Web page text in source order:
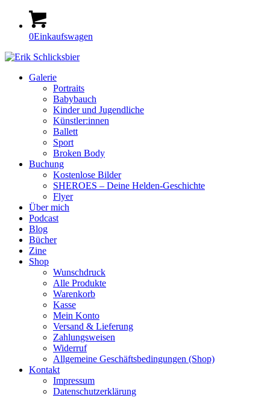
0Einkaufswagen
Galerie
Portraits
Babybauch
Kinder und Jugendliche
Künstler:innen
Ballett
Sport
Broken Body
Buchung
Kostenlose Bilder
SHEROES – Deine Helden-Geschichte
Flyer
Über mich
Podcast
Blog
Bücher
Zine
Shop
Wunschdruck
Alle Produkte
Warenkorb
Kasse
Mein Konto
Versand & Lieferung
Zahlungsweisen
Widerruf
Allgemeine Geschäftsbedingungen (Shop)
Kontakt
Impressum
Datenschutzerklärung